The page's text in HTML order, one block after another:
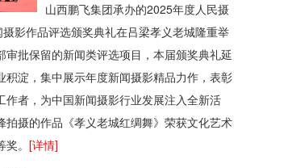
山西鹏飞集团承办的2025年度人民摄
摄影作品评选颁奖典礼在吕梁孝义老城隆重举
审批保留的新闻类评选项目，本届颁奖典礼延
积淀，集中展示年度新闻摄影精品力作，表彰
作者，为中国新闻摄影行业发展注入全新活
拍摄的作品《孝义老城红绸舞》荣获文化艺术
。 [详情]